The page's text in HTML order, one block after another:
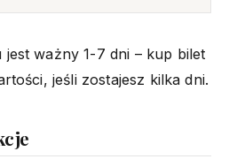
jest ważny 1-7 dni – kup bilet
jeśli zostajesz kilka dni.